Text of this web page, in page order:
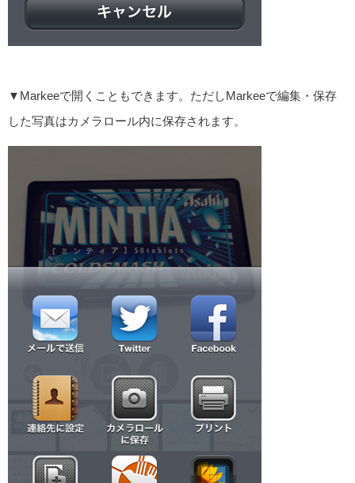
▼Markeeで開くこともできます。ただしMarkeeで編集・保存
した写真はカメラロール内に保存されます。